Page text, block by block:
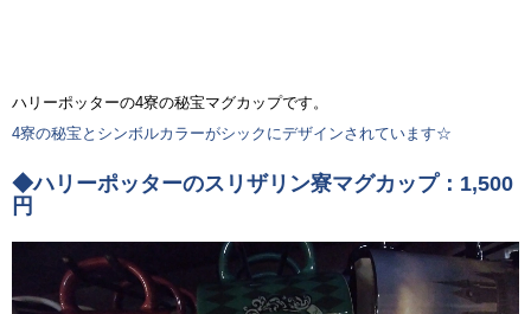
ハリーポッターの4寮の秘宝マグカップです。
4寮の秘宝とシンボルカラーがシックにデザインされています☆
◆ハリーポッターのスリザリン寮マグカップ：1,500
円